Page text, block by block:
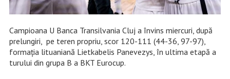
Campioana U Banca Transilvania Cluj a învins miercuri, după
prelungiri, pe teren propriu, scor 120-111 (44-36, 97-97),
formaţia lituaniană Lietkabelis Panevezys, în ultima etapă a
turului din grupa B a BKT Eurocup.